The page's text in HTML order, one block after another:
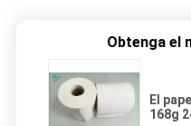
Obtenga el
El
168g